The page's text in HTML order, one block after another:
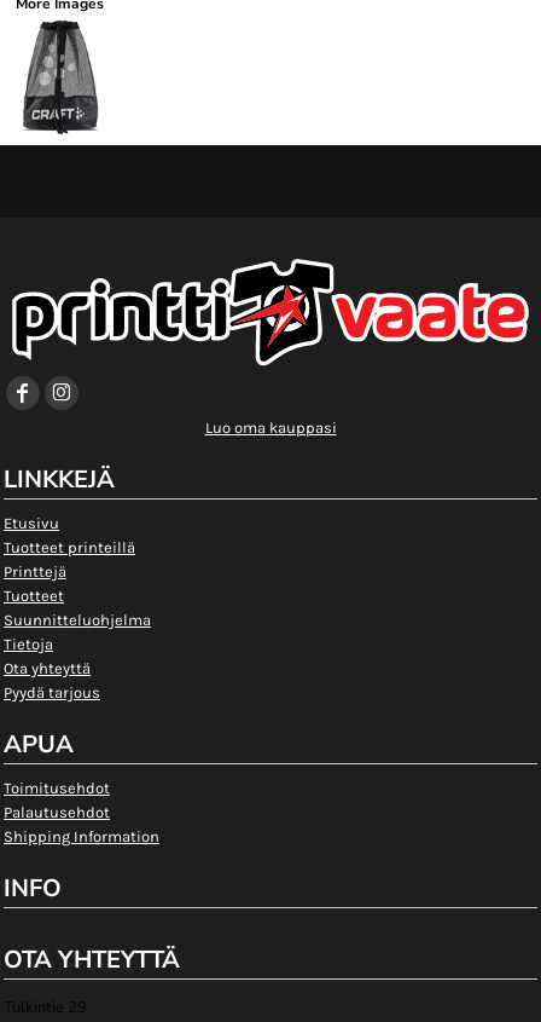
Luo oma kauppasi
LINKKEJÄ
Etusivu
Tuotteet printeillä
Printtejä
Tuotteet
Suunnitteluohjelma
Tietoja
Ota yhteyttä
Pyydä tarjous
APUA
Toimitusehdot
Palautusehdot
Shipping Information
INFO
OTA YHTEYTTÄ
Tulkintie 29